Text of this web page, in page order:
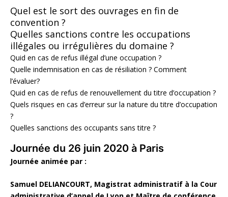
Quel est le sort des ouvrages en fin de
convention ?
Quelles sanctions contre les occupations
illégales ou irrégulières du domaine ?
Quid en cas de refus illégal d’une occupation ?
Quelle indemnisation en cas de résiliation ? Comment
l’évaluer?
Quid en cas de refus de renouvellement du titre d’occupation ?
Quels risques en cas d’erreur sur la nature du titre d’occupation
?
Quelles sanctions des occupants sans titre ?
Journée du 26 juin 2020 à Paris
Journée animée par :
Samuel DELIANCOURT, Magistrat administratif à la Cour